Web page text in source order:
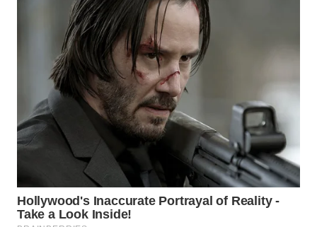
TAPANULI
UTARA
WN
SAMOSIR
PADANG
LAWAS